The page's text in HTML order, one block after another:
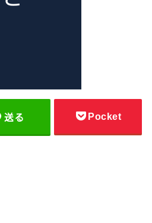
送る Pocket